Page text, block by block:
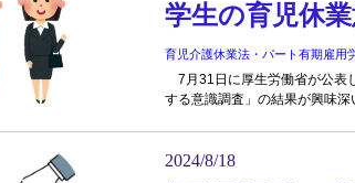
学生の育児休
育児介護休業法・パート有期雇用
7月31日に厚生労働省が公表
する意識調査」の結果が興味
2024/8/18